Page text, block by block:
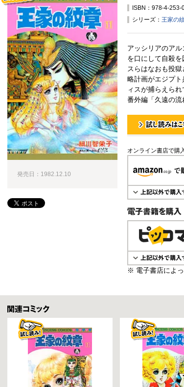
ISBN：978-4-253-
シリーズ： 王家の
アッシリアのア
を口にして自殺
スらはなおも投
略計画がエジプ
ィスが捕らえら
番外編「久遠の流
試し読み！
オンライン書店で購
電子書籍で購入
※ 電子書店によ
発売日：1982.12.10
関連コミックス